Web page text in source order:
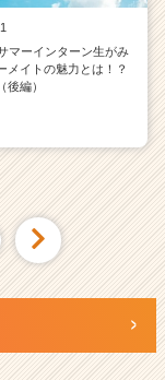
マーインターン生がみ
メイトの魅力とは！？
編）